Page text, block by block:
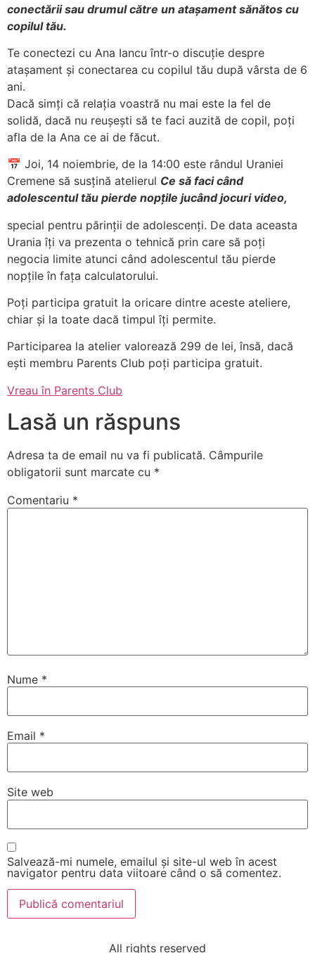
conectării sau drumul către un atașament sănătos cu
copilul tău.
Te conectezi cu Ana Iancu într-o discuție despre
atașament și conectarea cu copilul tău după vârsta de 6
ani.
Dacă simți că relația voastră nu mai este la fel de
solidă, dacă nu reușești să te faci auzită de copil, poți
afla de la Ana ce ai de făcut.
📅 Joi, 14 noiembrie, de la 14:00 este rândul Uraniei
Cremene să susțină atelierul Ce să faci când
adolescentul tău pierde nopțile jucând jocuri video,
special pentru părinții de adolescenți. De data aceasta
Urania îți va prezenta o tehnică prin care să poți
negocia limite atunci când adolescentul tău pierde
nopțile în fața calculatorului.
Poți participa gratuit la oricare dintre aceste ateliere,
chiar și la toate dacă timpul îți permite.
Participarea la atelier valorează 299 de lei, însă, dacă
ești membru Parents Club poți participa gratuit.
Vreau în Parents Club
Lasă un răspuns
Adresa ta de email nu va fi publicată. Câmpurile
obligatorii sunt marcate cu *
Comentariu *
Nume *
Email *
Site web
Salvează-mi numele, emailul și site-ul web în acest
navigator pentru data viitoare când o să comentez.
All rights reserved